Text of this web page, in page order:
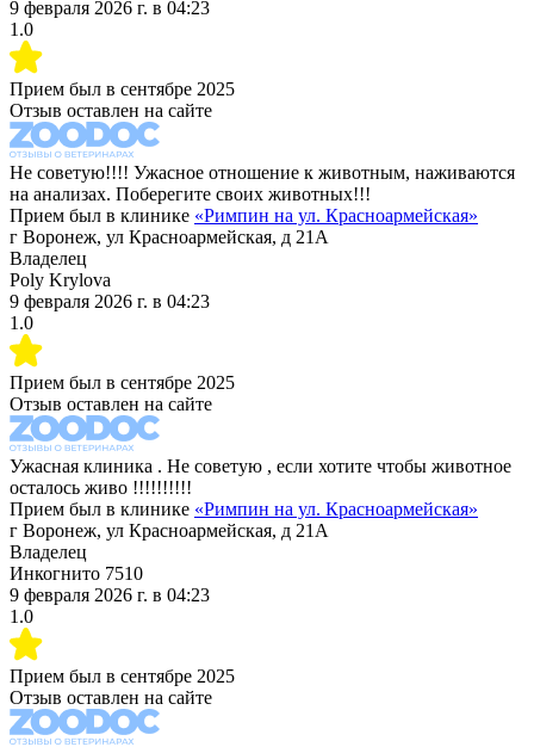
9 февраля 2026 г. в 04:23
1.0
Прием был в сентябре 2025
Отзыв оставлен на сайте
Не советую!!!! Ужасное отношение к животным, наживаются
на анализах. Поберегите своих животных!!!
Прием был в клинике «Римпин на ул. Красноармейская»
г Воронеж, ул Красноармейская, д 21А
Владелец
Poly Krylova
9 февраля 2026 г. в 04:23
1.0
Прием был в сентябре 2025
Отзыв оставлен на сайте
Ужасная клиника . Не советую , если хотите чтобы животное
осталось живо !!!!!!!!!!
Прием был в клинике «Римпин на ул. Красноармейская»
г Воронеж, ул Красноармейская, д 21А
Владелец
Инкогнито 7510
9 февраля 2026 г. в 04:23
1.0
Прием был в сентябре 2025
Отзыв оставлен на сайте